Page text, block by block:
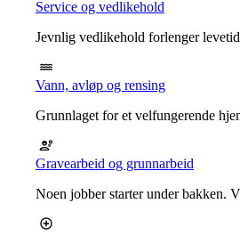
Service og vedlikehold
Jevnlig vedlikehold forlenger
Vann, avløp og rensing
Grunnlaget for et velfungerende
Gravearbeid og grunnarbeid
Noen jobber starter under bakken.